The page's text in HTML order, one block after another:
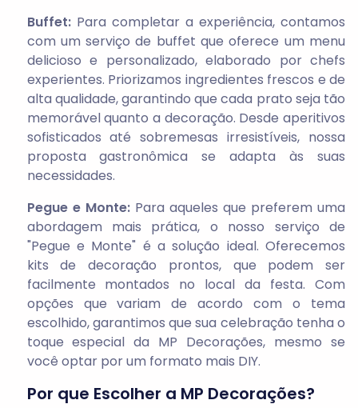
Buffet:Para completar a experiência, contamos
com um serviço de buffet que oferece um menu
delicioso e personalizado, elaborado por chefs
experientes. Priorizamos ingredientes frescos e de
alta qualidade, garantindo que cada prato seja tão
memorável quanto a decoração. Desde aperitivos
sofisticados até sobremesas irresistíveis, nossa
proposta gastronômica se adapta às suas
necessidades.
Pegue e Monte:Para aqueles que preferem uma
abordagem mais prática, o nosso serviço de
"Pegue e Monte" é a solução ideal. Oferecemos
kits de decoração prontos, que podem ser
facilmente montados no local da festa. Com
opções que variam de acordo com o tema
escolhido, garantimos que sua celebração tenha o
toque especial da MP Decorações, mesmo se
você optar por um formato mais DIY.
Por que Escolher a MP Decorações?